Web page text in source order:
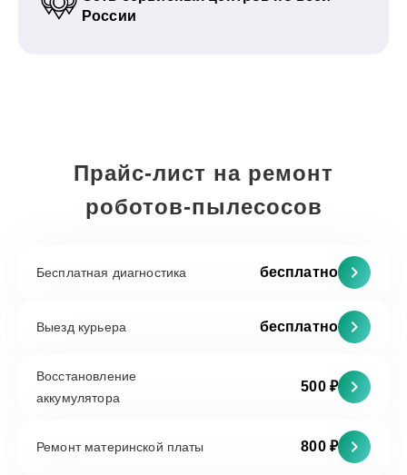
России
Прайс-лист на ремонт
роботов-пылесосов
Бесплатная диагностика бесплатно
Выезд курьера бесплатно
Восстановление
аккумулятора
500 ₽
Ремонт материнской платы 800 ₽